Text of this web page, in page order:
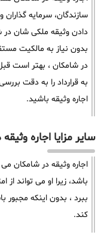
سازندگان، سرمایه
دادن وثیقه ملکی شان در
بدون نیاز به مالکیت
در شامکان ، بهتر است
به قرارداد را به دقت
اجاره وثیقه باشید.
سایر مزایا اجاره
اجاره وثیقه در شامکان
باشد، زیرا او می تواند
ببرد ، بدون اینکه مجبور
کند.